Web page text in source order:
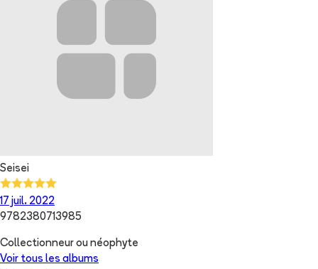
Seisei
17 juil. 2022
9782380713985
Collectionneur ou néophyte
Voir tous les albums